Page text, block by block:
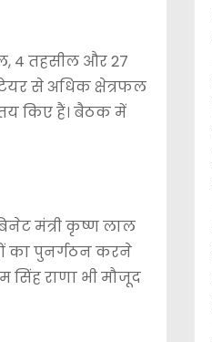
4 तहसील और 27
से अधिक क्षेत्रफल
किए हैं। बैठक में
मंत्री कृष्ण लाल
का पुनर्गठन करने
सिंह राणा भी मौजूद